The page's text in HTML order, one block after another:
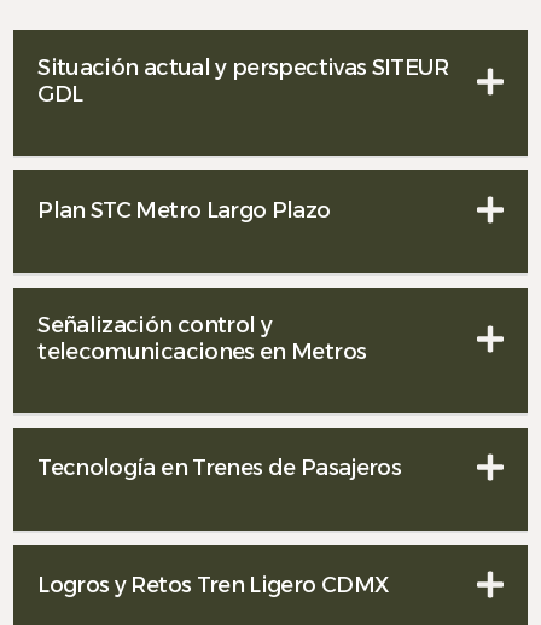
Situación actual y perspectivas SITEUR
GDL
Plan STC Metro Largo Plazo
Señalización control y
telecomunicaciones en Metros
Tecnología en Trenes de Pasajeros
Logros y Retos Tren Ligero CDMX